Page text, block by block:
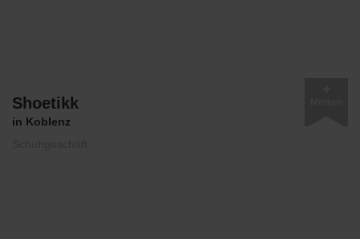
Shoetikk
in Koblenz